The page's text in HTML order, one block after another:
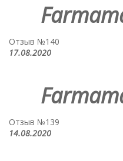
Отзыв №140
17.08.2020
Отзыв №139
14.08.2020